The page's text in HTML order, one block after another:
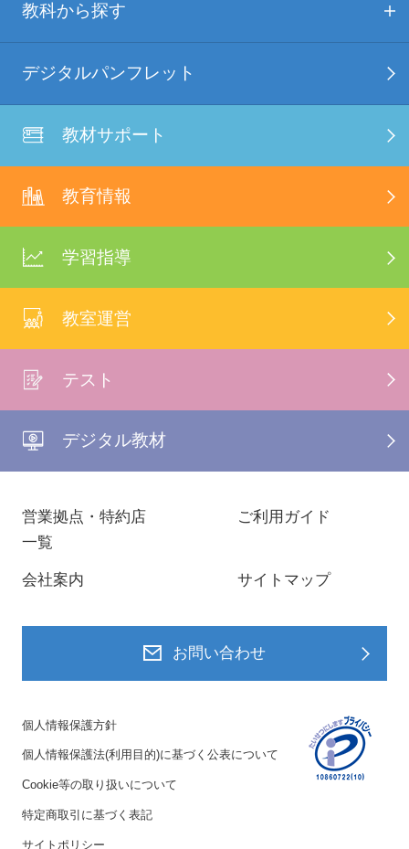
教科から探す
デジタルパンフレット
教材サポート
教育情報
学習指導
教室運営
テスト
デジタル教材
営業拠点・特約店
一覧
ご利用ガイド
会社案内 サイトマップ
お問い合わせ
個人情報保護方針
個人情報保護法(利用目的)に基づく公表について
Cookie等の取り扱いについて
特定商取引に基づく表記
サイトポリシー